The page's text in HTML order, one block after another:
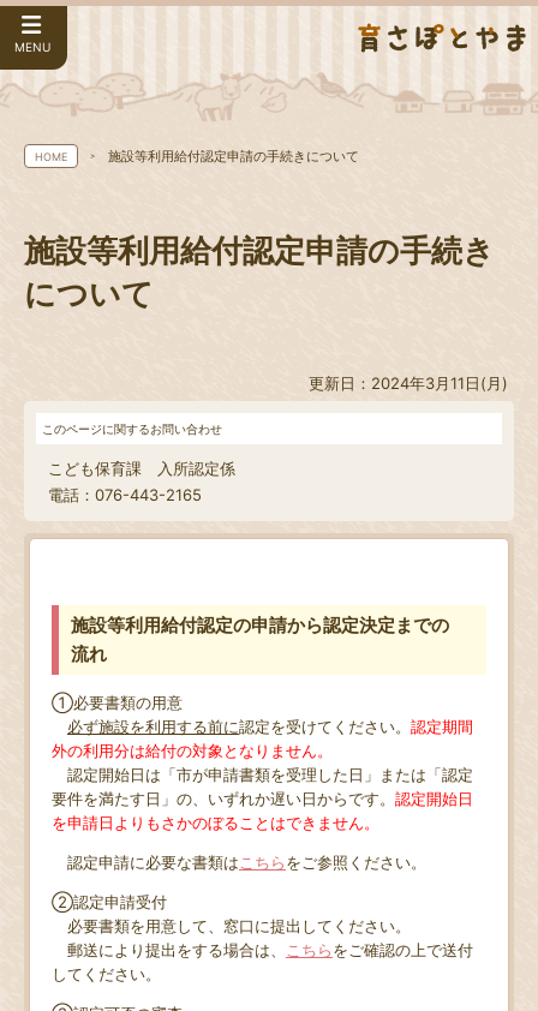
MENU
HOME 施設等利用給付認定申請の手続きについて
施設等利用給付認定申請の手続き
について
更新日：2024年3月11日(月)
このページに関するお問い合わせ
こども保育課 入所認定係
電話：076-443-2165
施設等利用給付認定の申請から認定決定までの
流れ
①必要書類の用意
必ず施設を利用する前に認定を受けてください。 認定期間
外の利用分は給付の対象となりません。
認定開始日は「市が申請書類を受理した日」または「認定
要件を満たす日」の、いずれか遅い日からです。 認定開始日
を申請日よりもさかのぼることはできません。
認定申請に必要な書類はこちらをご参照ください。
②認定申請受付
必要書類を用意して、窓口に提出してください。
郵送により提出をする場合は、 こちらをご確認の上で送付
してください。